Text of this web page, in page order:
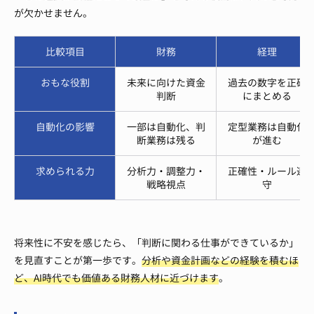
が欠かせません。
比較項目 財務 経理
おもな役割
未来に向けた資金
判断
過去の数字を正確
にまとめる
自動化の影響
一部は自動化、判
断業務は残る
定型業務は自動化
が進む
求められる力
分析力・調整力・
戦略視点
正確性・ルール遵
守
将来性に不安を感じたら、「判断に関わる仕事ができているか」
を見直すことが第一歩です。 分析や資金計画などの経験を積むほ
ど、AI時代でも価値ある財務人材に近づけます。